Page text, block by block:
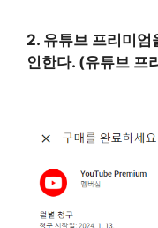
2. 유튜브 프리미엄
인한다. (유튜브 프